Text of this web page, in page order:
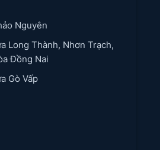
độ nghiêm ngặt.
Nguyên
Long Thành, Nhơn Trạch,
Đồng Nai
Gò Vấp